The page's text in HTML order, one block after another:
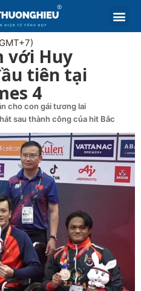
với Huy
tiên tại
4
cho con gái tương lai
sau thành công của hit Bắc